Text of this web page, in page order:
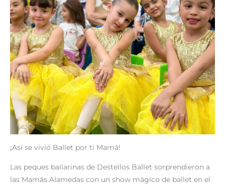
¡Así se vivió Ballet por ti Mamá!
Las peques bailarinas de Destellos Ballet sorprendieron a
las Mamás Alamedas con un show mágico de ballet en el